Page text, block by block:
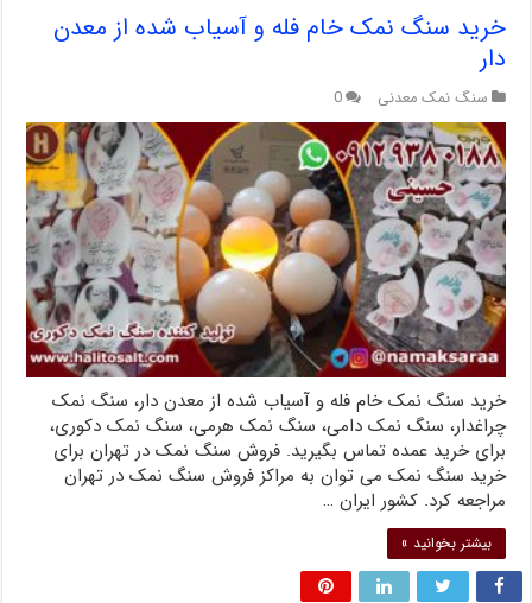
خرید سنگ نمک خام فله و آسیاب شده از معدن
دار
سنگ نمک معدنی 0
خرید سنگ نمک خام فله و آسیاب شده از معدن دار، سنگ نمک
چراغدار، سنگ نمک دامی، سنگ نمک هرمی، سنگ نمک دکوری،
برای خرید عمده تماس بگیرید. فروش سنگ نمک در تهران برای
خرید سنگ نمک می ‌توان به مراکز فروش سنگ نمک در تهران
مراجعه کرد. کشور ایران …
بیشتر بخوانید »